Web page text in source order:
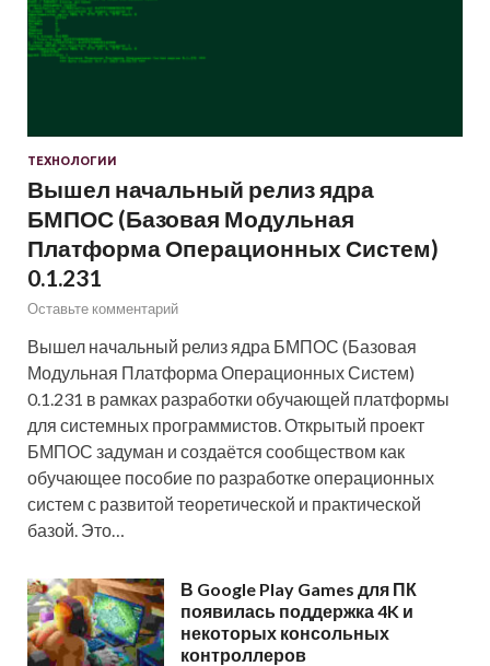
ТЕХНОЛОГИИ
Вышел начальный релиз ядра
БМПОС (Базовая Модульная
Платформа Операционных Систем)
0.1.231
Оставьте комментарий
Вышел начальный релиз ядра БМПОС (Базовая
Модульная Платформа Операционных Систем)
0.1.231 в рамках разработки обучающей платформы
для системных программистов. Открытый проект
БМПОС задуман и создаётся сообществом как
обучающее пособие по разработке операционных
систем с развитой теоретической и практической
базой. Это…
В Google Play Games для ПК
появилась поддержка 4K и
некоторых консольных
контроллеров